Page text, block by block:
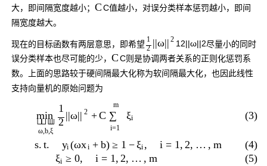
大，即间隔宽度越小； CC值越小，对误分类样本惩罚越小，即间
隔宽度越大。
现在的目标函数有两层意思，即希望 1
2 ||ω|| 2 12||ω||2尽量小的同时
误分类样本也尽可能的少， CC则是协调两者关系的正则化惩罚系
数。上面的思路较于硬间隔最大化称为软间隔最大化，也因此线性
支持向量机的原始问题为
min
 

ω,b,ξ
1
2
||ω|| 2 +C ∑
i=1
m
ξi
s. t. yi (ωxi + b) ≥ 1 −ξi , i = 1 , 2, … , m
ξi ≥ 0, i = 1, 2, … , m
(3)
(4)
(5)